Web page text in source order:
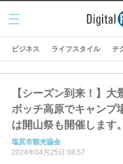
メニ
ュー
ビジネス ライフスタイル テ
【シーズン到来！】
ボッチ高原でキャンプ
は開山祭も開催します。
塩尻市観光協会
2024年04月25日 08:57